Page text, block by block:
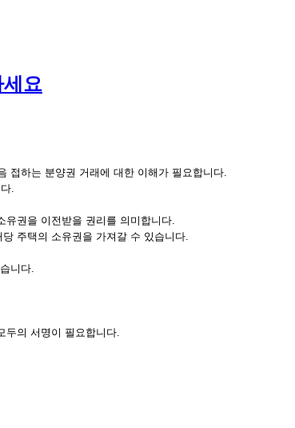
요
접하는 분양권 거래에 대한 이해가 필요합니다.
.
권을 이전받을 권리를 의미합니다.
주택의 소유권을 가져갈 수 있습니다.
니다.
두의 서명이 필요합니다.